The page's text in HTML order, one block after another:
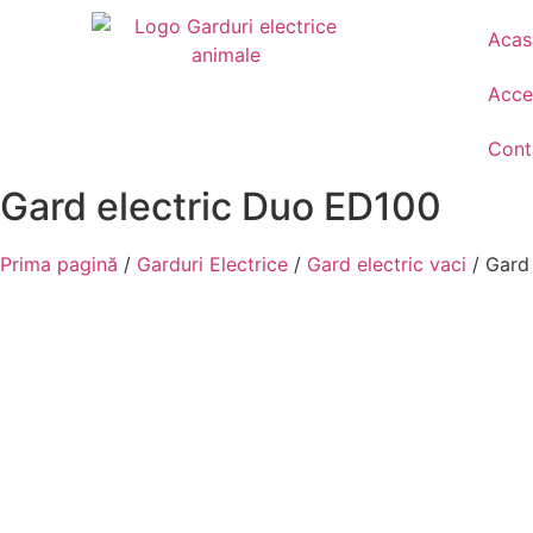
Gard electric Duo ED100
Prima pagină / Garduri Electrice / Gard electric vaci /